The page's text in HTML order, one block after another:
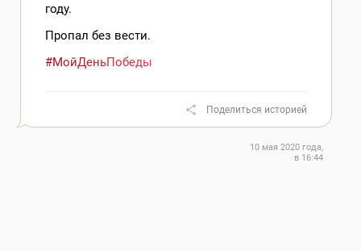
году.
Пропал без вести.
#МойДеньПобеды
Поделиться историей
10 мая 2020 года,
в 16:44